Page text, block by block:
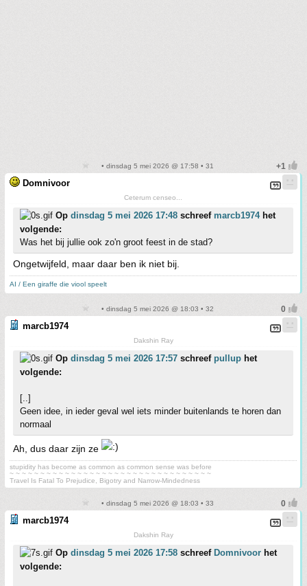
• dinsdag 5 mei 2026 @ 17:58 • 31
Domnivoor
Ceterum censeo...
Op dinsdag 5 mei 2026 17:48 schreef marcb1974het
volgende:
Was het bij jullie ook zo'n groot feest in de stad?
Ongetwijfeld, maar daar ben ik niet bij.
AI / Een giraffe die viool speelt
• dinsdag 5 mei 2026 @ 18:03 • 32
marcb1974
Dakshin Ray
Op dinsdag 5 mei 2026 17:57 schreef pullup het
volgende:
[..]
Geen idee, in ieder geval wel iets minder buitenlands te horen dan
normaal
Ah, dus daar zijn ze
stupidity has become as common as common sense was before
~ ~ ~ ~ ~ ~ ~ ~ ~ ~ ~ ~ ~ ~ ~ ~ ~ ~ ~ ~ ~ ~ ~ ~ ~ ~ ~ ~ ~ ~ ~ ~ ~
Travel Is Fatal To Prejudice, Bigotry and Narrow-Mindedness
• dinsdag 5 mei 2026 @ 18:03 • 33
marcb1974
Dakshin Ray
Op dinsdag 5 mei 2026 17:58 schreef Domnivoor het
volgende: